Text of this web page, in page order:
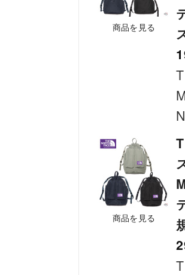
商品を見る
商品を見る